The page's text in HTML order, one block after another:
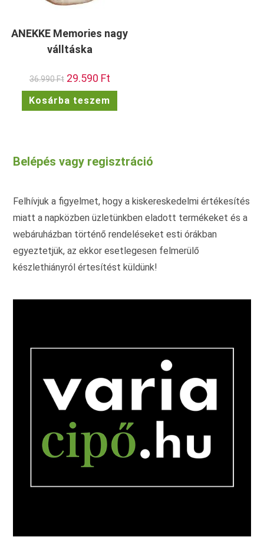
ANEKKE Memories nagy
válltáska
36.990Ft Original
price
was:
36.990 Ft.
29.590 FtCurrent
price
is:
29.590 Ft.
Kosárba teszem
Belépés vagy regisztráció
Felhívjuk a figyelmet, hogy a kiskereskedelmi értékesítés
miatt a napközben üzletünkben eladott termékeket és a
webáruházban történő rendeléseket esti órákban
egyeztetjük, az ekkor esetlegesen felmerülő
készlethiányról értesítést küldünk!